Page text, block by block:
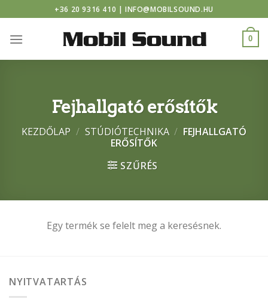
to
content
+36 20 9316 410 | INFO@MOBILSOUND.HU
0
Fejhallgató erősítők
KEZDŐLAP / STÚDIÓTECHNIKA / FEJHALLGATÓ
ERŐSÍTŐK
SZŰRÉS
Egy termék se felelt meg a keresésnek.
NYITVATARTÁS